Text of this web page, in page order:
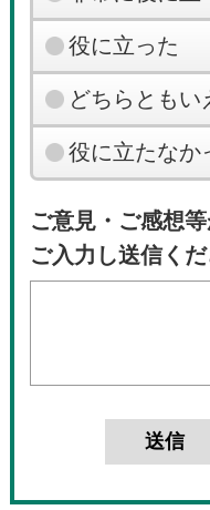
役に立った
どちらともい
役に立たなか
ご意見・ご感想
ご入力し送信くだ